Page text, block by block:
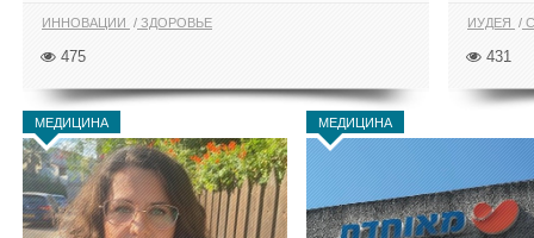
ИННОВАЦИИ ЗДОРОВЬЕ
475
ИУДЕЯ
431
МЕДИЦИНА МЕДИЦИНА